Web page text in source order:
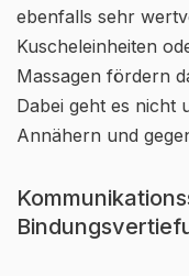
ebenfalls sehr
Kuscheleinheiten
Massagen fördern
Dabei geht es nicht
Annähern und